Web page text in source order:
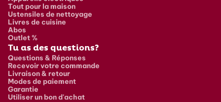
Tout pour la maison
Ustensiles de nettoyage
Livres de cuisine
Abos
Outlet %
Tu as des questions?
Questions & Réponses
Recevoir votre commande
Livraison & retour
Modes de paiement
Garantie
Utiliser un bon d'achat